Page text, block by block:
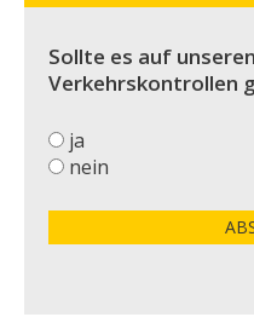
Sollte es auf
Verkehrskontrollen
ja
nein